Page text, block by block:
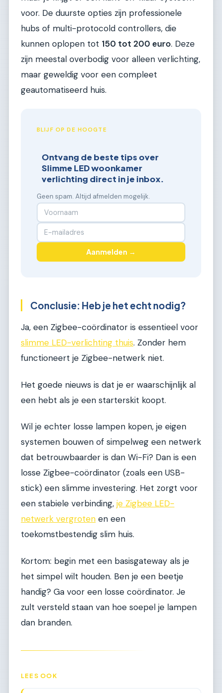
voor. De duurste opties zijn professionele
hubs of multi-protocold controllers, die
kunnen oplopen tot 150 tot 200 euro. Deze
zijn meestal overbodig voor alleen verlichting,
maar geweldig voor een compleet
geautomatiseerd huis.
BLIJF OP DE HOOGTE
Ontvang de beste tips over
Slimme LED woonkamer
verlichting direct in je inbox.
Geen spam. Altijd afmelden mogelijk.
Aanmelden →
Conclusie: Heb je het echt nodig?
Ja, een Zigbee-coördinator is essentieel voor
slimme LED-verlichting thuis. Zonder hem
functioneert je Zigbee-netwerk niet.
Het goede nieuws is dat je er waarschijnlijk al
een hebt als je een starterskit koopt.
Wil je echter losse lampen kopen, je eigen
systemen bouwen of simpelweg een netwerk
dat betrouwbaarder is dan Wi-Fi? Dan is een
losse Zigbee-coördinator (zoals een USB-
stick) een slimme investering. Het zorgt voor
een stabiele verbinding, je Zigbee LED-
netwerk vergroten en een
toekomstbestendig slim huis.
Kortom: begin met een basisgateway als je
het simpel wilt houden. Ben je een beetje
handig? Ga voor een losse coördinator. Je
zult versteld staan van hoe soepel je lampen
dan branden.
LEES OOK